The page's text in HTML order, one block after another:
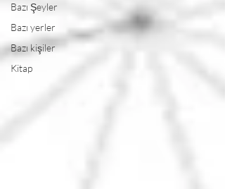
Bazı Şeyler
Bazı yerler
Bazı kişiler
Kitap